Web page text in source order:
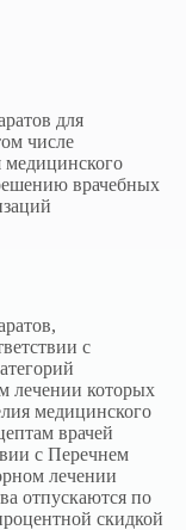
для
числе
медицинского
врачебных
с
лечении которых
медицинского
врачей
с Перечнем
лечении
отпускаются по
скидкой